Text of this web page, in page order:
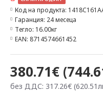
380.71€
без ДДС: 317.26€
Код на продукта:
Гаранция: 24 месеца
Тегло: 16.00кг
EAN: 8714574661452